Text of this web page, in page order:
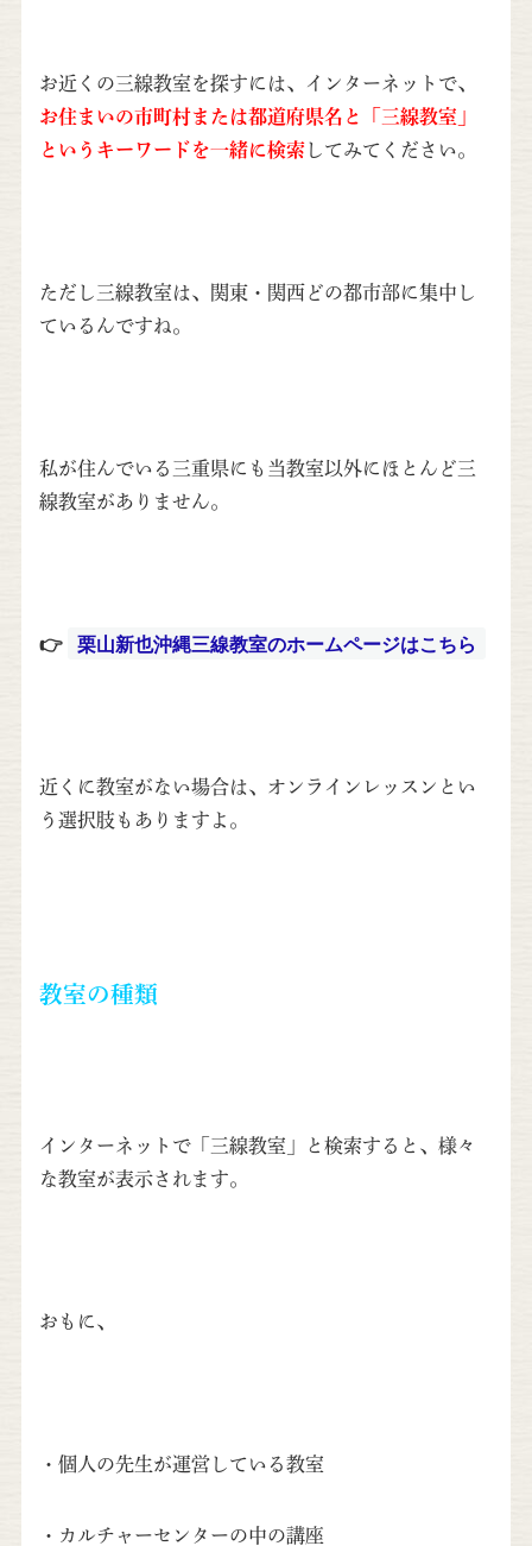
お近くの三線教室を探すには、インターネットで、
お住まいの市町村または都道府県名と「三線教室」
というキーワードを一緒に検索してみてください。
ただし三線教室は、関東・関西どの都市部に集中し
ているんですね。
私が住んでいる三重県にも当教室以外にほとんど三
線教室がありません。
👉 栗山新也沖縄三線教室のホームページはこちら
近くに教室がない場合は、オンラインレッスンとい
う選択肢もありますよ。
教室の種類
インターネットで「三線教室」と検索すると、様々
な教室が表示されます。
おもに、
・個人の先生が運営している教室
・カルチャーセンターの中の講座